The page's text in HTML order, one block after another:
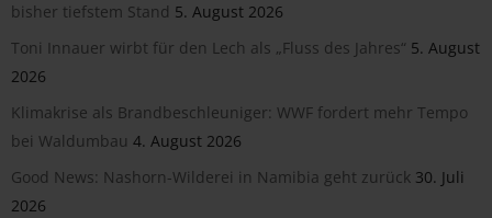
bisher tiefstem Stand 5. August 2026
Toni Innauer wirbt für den Lech als „Fluss des Jahres“ 5. August
2026
Klimakrise als Brandbeschleuniger: WWF fordert mehr Tempo
bei Waldumbau 4. August 2026
Good News: Nashorn-Wilderei in Namibia geht zurück 30. Juli
2026